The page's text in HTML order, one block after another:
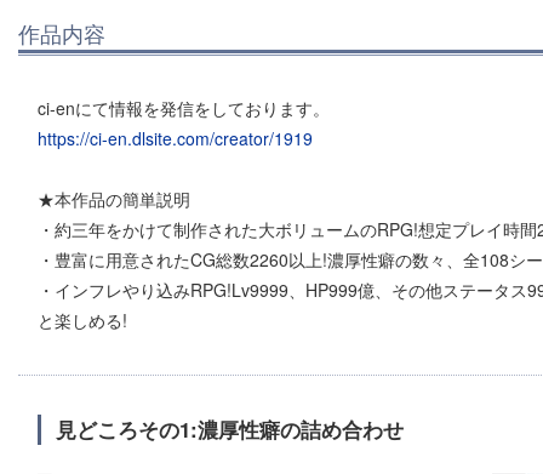
作品内容
ci-enにて情報を発信をしております。
https://ci-en.dlsite.com/creator/1919
★本作品の簡単説明
・約三年をかけて制作された大ボリュームのRPG!想定プレイ時
・豊富に用意されたCG総数2260以上!濃厚性癖の数々、全108シ
・インフレやり込みRPG!Lv9999、HP999億、その他ステータ
と楽しめる!
見どころその1:濃厚性癖の詰め合わせ